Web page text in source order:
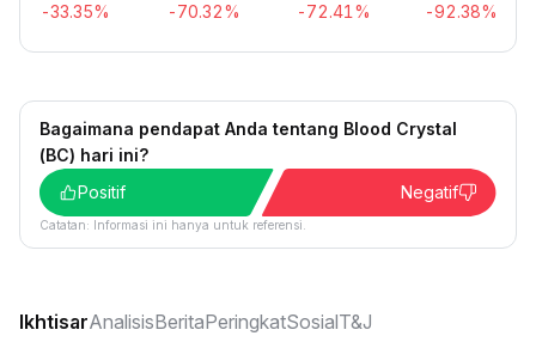
-33.35% -70.32% -72.41% -92.38%
Bagaimana pendapat Anda tentang Blood Crystal
(BC) hari ini?
Positif
Negatif
Catatan: Informasi ini hanya untuk referensi.
IkhtisarAnalisisBeritaPeringkatSosialT&J